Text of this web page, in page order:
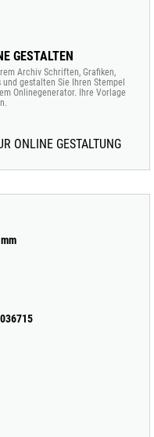
GESTALTEN
Archiv Schriften, Grafiken,
und gestalten Sie Ihren Stempel
Onlinegenerator. Ihre Vorlage
ONLINE GESTALTUNG